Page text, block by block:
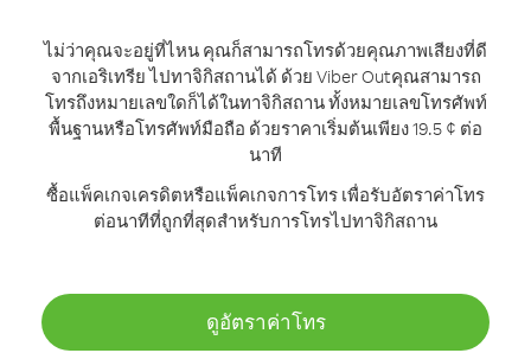
ไม่ว่าคุณจะอยู่ที่ไหน คุณก็สามารถโทรด้วยคุณภาพเสียงที่ดี
จากเอริเทรีย ไปทาจิกิสถานได้ ด้วย Viber Outคุณสามารถ
โทรถึงหมายเลขใดก็ได้ในทาจิกิสถาน ทั้งหมายเลขโทรศัพท์
พื้นฐานหรือโทรศัพท์มือถือ ด้วยราคาเริ่มต้นเพียง 19.5 ¢ ต่อ
นาที
ซื้อแพ็คเกจเครดิตหรือแพ็คเกจการโทร เพื่อรับอัตราค่าโทร
ต่อนาทีที่ถูกที่สุดสำหรับการโทรไปทาจิกิสถาน
ดูอัตราค่าโทร